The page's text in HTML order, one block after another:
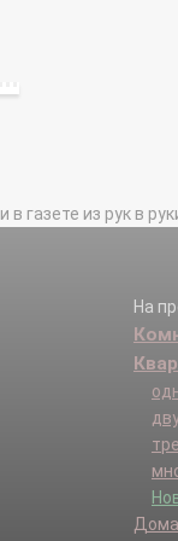
газете из рук в
На
Дома